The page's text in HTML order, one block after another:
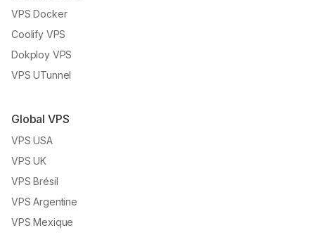
VPS Docker
Coolify VPS
Dokploy VPS
VPS UTunnel
Global VPS
VPS USA
VPS UK
VPS Brésil
VPS Argentine
VPS Mexique